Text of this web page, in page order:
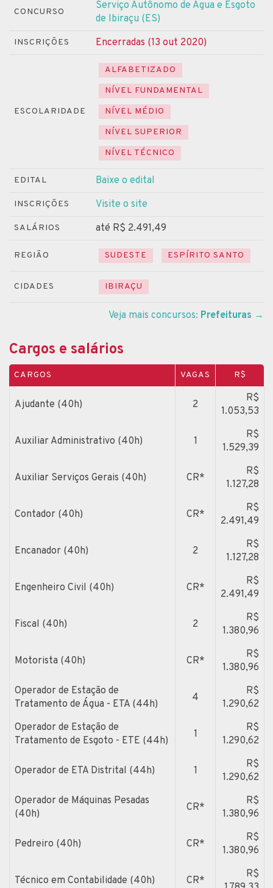
CONCURSO
Serviço Autônomo de Água e Esgoto
de Ibiraçu (ES)
INSCRIÇÕES Encerradas (13 out 2020)
ESCOLARIDADE
ALFABETIZADO
NÍVEL FUNDAMENTAL
NÍVEL MÉDIO
NÍVEL SUPERIOR
NÍVEL TÉCNICO
EDITAL Baixe o edital
INSCRIÇÕES Visite o site
SALÁRIOS até R$ 2.491,49
REGIÃO SUDESTE ESPÍRITO SANTO
CIDADES IBIRAÇU
Veja mais concursos: Prefeituras →
Cargos e salários
CARGOS VAGAS R$
Ajudante (40h) 2
R$
1.053,53
Auxiliar Administrativo (40h) 1
R$
1.529,39
Auxiliar Serviços Gerais (40h) CR*
R$
1.127,28
Contador (40h) CR*
R$
2.491,49
Encanador (40h) 2
R$
1.127,28
Engenheiro Civil (40h) CR*
R$
2.491,49
Fiscal (40h) 2
R$
1.380,96
Motorista (40h) CR*
R$
1.380,96
Operador de Estação de
Tratamento de Água - ETA (44h)
4
R$
1.290,62
Operador de Estação de
Tratamento de Esgoto - ETE (44h)
1
R$
1.290,62
Operador de ETA Distrital (44h) 1
R$
1.290,62
Operador de Máquinas Pesadas
(40h)
CR*
R$
1.380,96
Pedreiro (40h) CR*
R$
1.380,96
Técnico em Contabilidade (40h) CR*
R$